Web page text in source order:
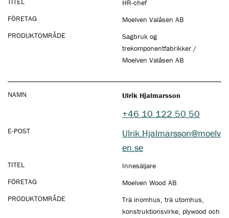
HR-chef
FÖRETAG
Moelven Valåsen AB
PRODUKTOMRÅDE
Sagbruk og
trekomponentfabrikker /
Moelven Valåsen AB
NAMN Ulrik Hjalmarsson
+46 10 122 50 50
E-POST
Ulrik.Hjalmarsson@moelv
en.se
TITEL
Innesäljare
FÖRETAG
Moelven Wood AB
PRODUKTOMRÅDE
Trä inomhus, trä utomhus,
konstruktionsvirke, plywood och